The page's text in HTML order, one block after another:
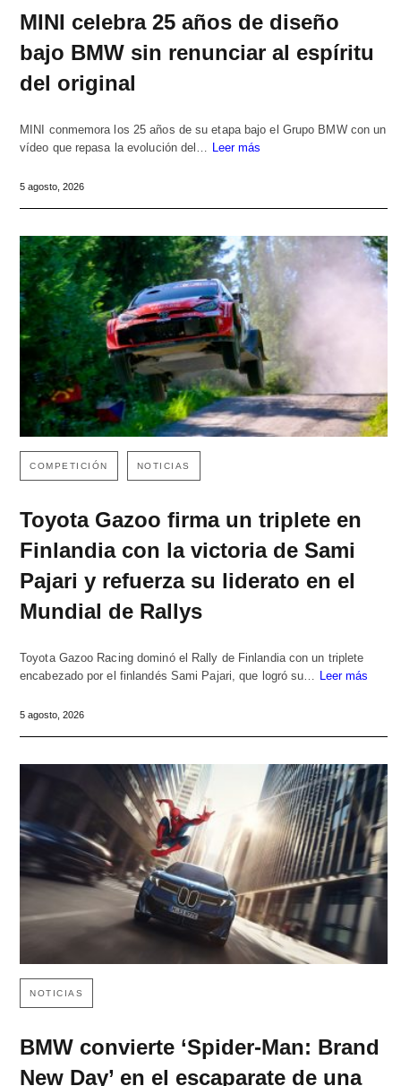
MINI celebra 25 años de diseño
bajo BMW sin renunciar al espíritu
del original
MINI conmemora los 25 años de su etapa bajo el Grupo BMW con un
vídeo que repasa la evolución del… Leer más
5 agosto, 2026
COMPETICIÓN NOTICIAS
Toyota Gazoo firma un triplete en
Finlandia con la victoria de Sami
Pajari y refuerza su liderato en el
Mundial de Rallys
Toyota Gazoo Racing dominó el Rally de Finlandia con un triplete
encabezado por el finlandés Sami Pajari, que logró su… Leer más
5 agosto, 2026
NOTICIAS
BMW convierte ‘Spider-Man: Brand
New Day’ en el escaparate de una